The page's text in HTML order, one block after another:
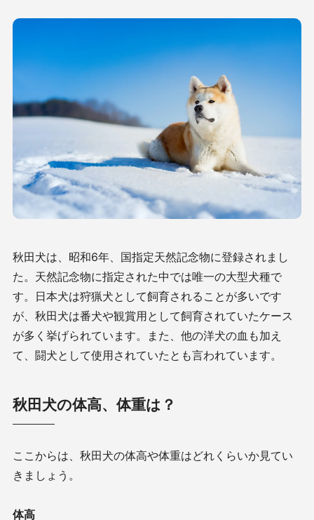
秋田犬は、昭和6年、国指定天然記念物に登録されまし
た。天然記念物に指定された中では唯一の大型犬種で
す。日本犬は狩猟犬として飼育されることが多いです
が、秋田犬は番犬や観賞用として飼育されていたケース
が多く挙げられています。また、他の洋犬の血も加え
て、闘犬として使用されていたとも言われています。
秋田犬の体高、体重は？
ここからは、秋田犬の体高や体重はどれくらいか見てい
きましょう。
体高